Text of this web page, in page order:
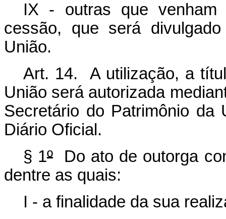
IX - outras que
cessão, que será
União.
Art. 14. A utilização, a
União será autorizada
Secretário do Patrimônio da
Diário Oficial.
§ 1ºDo ato de outorga
dentre as quais:
I - a finalidade da sua